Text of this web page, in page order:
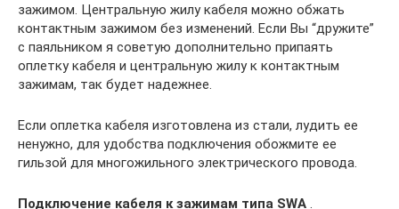
зажимом. Центральную жилу кабеля можно обжать
контактным зажимом без изменений. Если Вы “дружите”
с паяльником я советую дополнительно припаять
оплетку кабеля и центральную жилу к контактным
зажимам, так будет надежнее.
Если оплетка кабеля изготовлена из стали, лудить ее
ненужно, для удобства подключения обожмите ее
гильзой для многожильного электрического провода.
Подключение кабеля к зажимам типа SWA .